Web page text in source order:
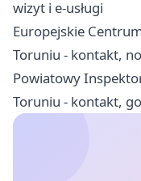
wizyt i e-usługi
Europejskie
Toruniu - kontakt,
Powiatowy
Toruniu - kontakt,